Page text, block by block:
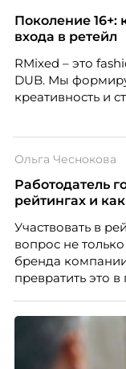
Поколение 16+:
входа в ретейл
RMixed – это
DUB. Мы
креативность и
Ольга Чеснокова
Работодатель
рейтингах и
Участвовать в
вопрос не
бренда
превратить это
Чеснокова, HR-